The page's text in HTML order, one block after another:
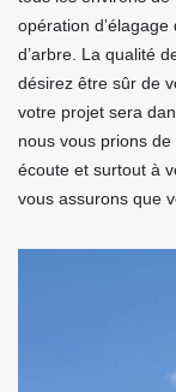
opération
d’arbre. La qualité
désirez être sûr de
votre projet sera
nous vous prions
écoute et surtout à
vous assurons que